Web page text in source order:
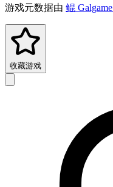
游戏元数据由 鲲 Galgame
收藏游戏